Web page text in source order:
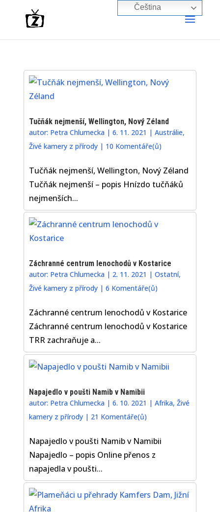
Tučňák nejmenší, Wellington, Nový Zéland
autor: Petra Chlumecka |6. 11. 2021 |Austrálie,
Živé kamery z přírody | 10 Komentáře(ů)
Tučňák nejmenší, Wellington, Nový Zéland
Tučňák nejmenší – popis Hnízdo tučňáků
nejmenších...
Záchranné centrum lenochodů v Kostarice
autor: Petra Chlumecka | 2. 11. 2021 |Ostatní,
Živé kamery z přírody |6 Komentáře(ů)
Záchranné centrum lenochodů v Kostarice
Záchranné centrum lenochodů v Kostarice
TRR zachraňuje a...
Napajedlo v poušti Namib v Namibii
autor: Petra Chlumecka |6. 10. 2021 |Afrika,Živé
kamery z přírody | 21 Komentáře(ů)
Napajedlo v poušti Namib v Namibii
Napajedlo – popis Online přenos z
napajedla v poušti...
Čeština‎